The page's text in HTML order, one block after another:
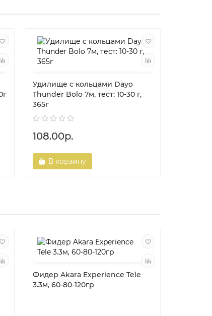
Удилище с кольцами Dayo
Thunder Bolo 7м, тест: 10-30 г,
365г
108.00р.
В корзину
Фидер Akara Experience Tele
3.3м, 60-80-120гр